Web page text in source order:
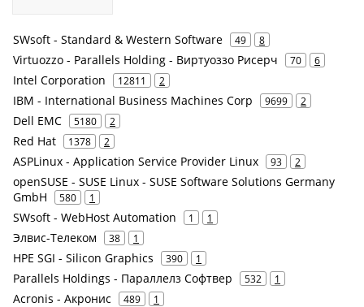
SWsoft - Standard & Western Software 49 8
Virtuozzo - Parallels Holding - Виртуоззо Рисерч 70 6
Intel Corporation 12811 2
IBM - International Business Machines Corp 9699 2
Dell EMC 5180 2
Red Hat 1378 2
ASPLinux - Application Service Provider Linux 93 2
openSUSE - SUSE Linux - SUSE Software Solutions Germany
GmbH
580 1
SWsoft - WebHost Automation 1 1
Элвис-Телеком 38 1
HPE SGI - Silicon Graphics 390 1
Parallels Holdings - Параллелз Софтвер 532 1
Acronis - Акронис 489 1